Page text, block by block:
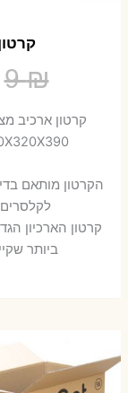
9₪
קרטון ארכיב
הקרטון מותאם
לקלסרים
קרטון הארכיון
ביותר